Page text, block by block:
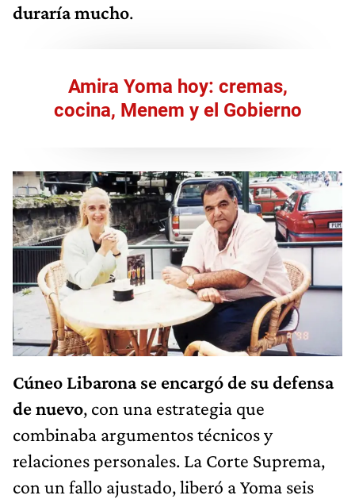
duraría mucho.
Amira Yoma hoy: cremas,
cocina, Menem y el Gobierno
Cúneo Libarona se encargó de su defensa
de nuevo, con una estrategia que
combinaba argumentos técnicos y
relaciones personales. La Corte Suprema,
con un fallo ajustado, liberó a Yoma seis